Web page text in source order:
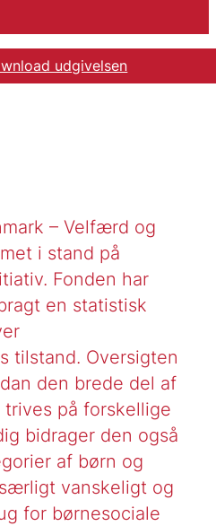
udgivelsen
– Velfærd og
i stand på
Fonden har
en statistisk
tilstand. Oversigten
den brede del af
på forskellige
bidrager den også
af børn og
vanskeligt og
for børnesociale